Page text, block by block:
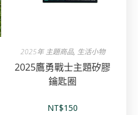
2025年 主題商品, 生活小物
2025鷹勇戰士主題矽膠
鑰匙圈
NT$150